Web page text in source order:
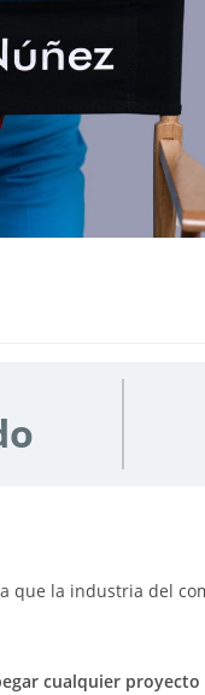
que la industria del
cualquier